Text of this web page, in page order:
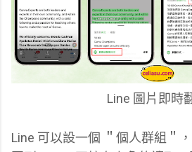
Line 圖片即時
Line 可以設一個 ＂個人群組＂